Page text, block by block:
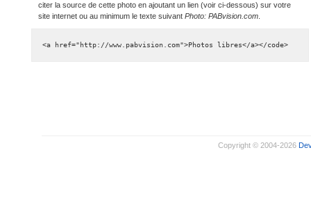
citer la source de cette photo en ajoutant un lien (voir ci-dessous) sur votre
site internet ou au minimum le texte suivant Photo: PABvision.com
<a href="http://www.pabvision.com">Photos libres</a></code>
Copyright © 2004-2026